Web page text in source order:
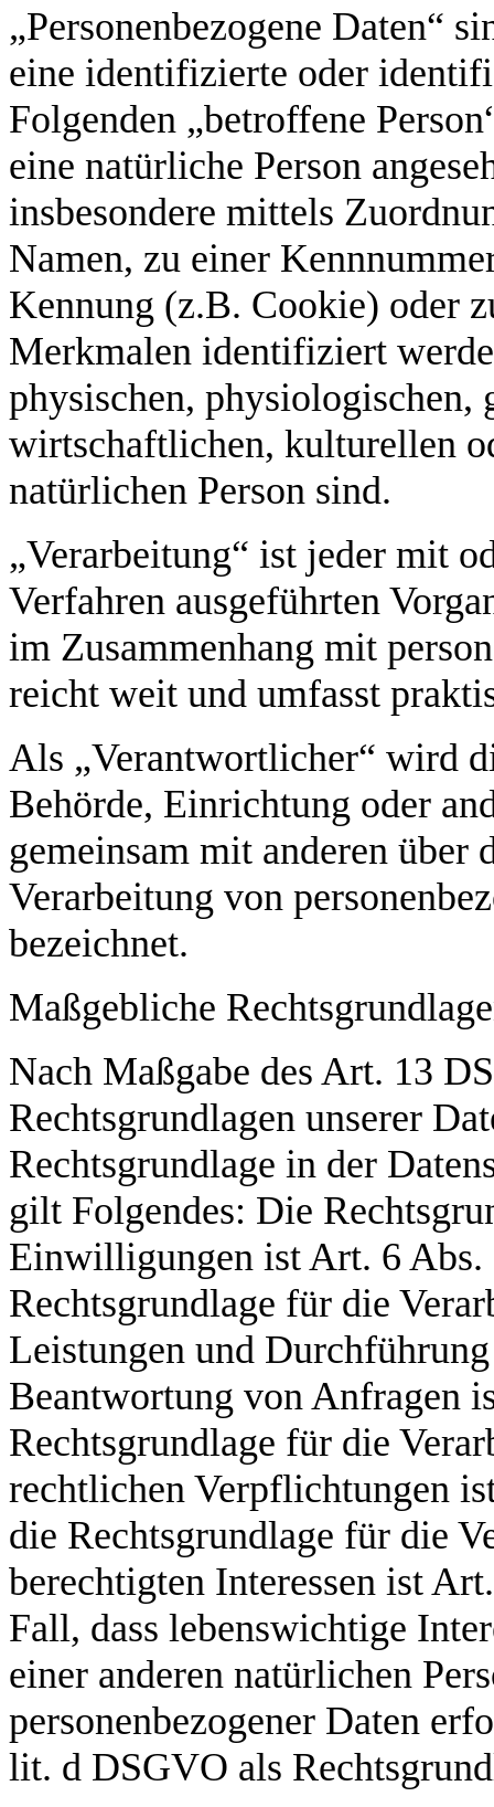
„Personenbezogene Daten“
eine identifizierte oder
Folgenden „betroffene
eine natürliche Person
insbesondere mittels
Namen, zu einer
Kennung (z.B. Cookie) oder
Merkmalen identifiziert
physischen, physiologischen,
wirtschaftlichen, kulturellen
natürlichen Person sind.
„Verarbeitung“ ist jeder mit
Verfahren ausgeführten
im Zusammenhang mit
reicht weit und umfasst
Als „Verantwortlicher“ wird
Behörde, Einrichtung oder
gemeinsam mit anderen
Verarbeitung von
bezeichnet.
Maßgebliche
Nach Maßgabe des Art. 13
Rechtsgrundlagen unserer
Rechtsgrundlage in der
gilt Folgendes: Die
Einwilligungen ist Art. 6
Rechtsgrundlage für die
Leistungen und
Beantwortung von Anfragen
Rechtsgrundlage für die
rechtlichen Verpflichtungen
die Rechtsgrundlage für die
berechtigten Interessen ist
Fall, dass lebenswichtige
einer anderen natürlichen
personenbezogener Daten
lit. d DSGVO als